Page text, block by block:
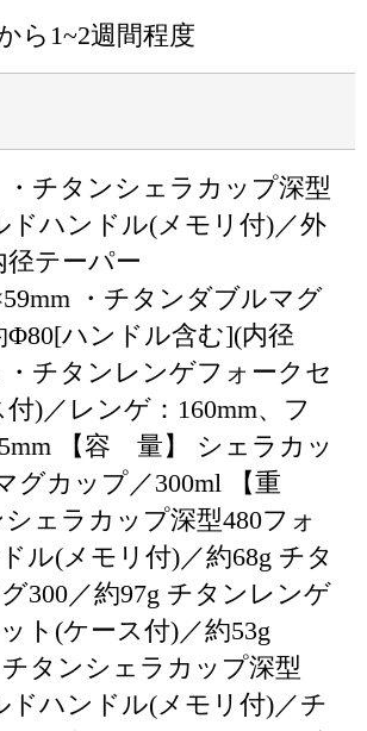
ら1~2週間程度
・チタンシェラカップ深型
ドハンドル(メモリ付)／外
径テーパー
・チタンダブルマグ
Φ80[ハンドル含む](内径
・チタンレンゲフォークセ
)／レンゲ：160mm、フ
【容 量】 シェラカッ
グカップ／300ml 【重
ェラカップ深型480フォ
ル(メモリ付)／約68g チタ
300／約97g チタンレンゲ
ト(ケース付)／約53g
タンシェラカップ深型
ドハンドル(メモリ付)／チ